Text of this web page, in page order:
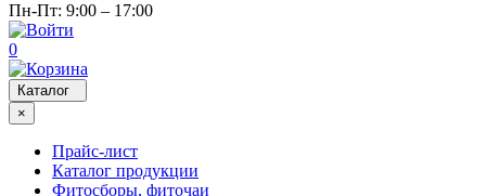
Пн-Пт: 9:00 – 17:00
0
Каталог
×
Прайс-лист
Каталог продукции
Фитосборы, фиточаи